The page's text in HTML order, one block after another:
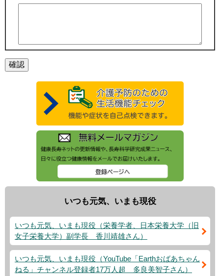
いつも元気、いまも現役
いつも元気、いまも現役（栄養学者、日本栄養大学（旧
女子栄養大学）副学長 香川靖雄さん）
いつも元気、いまも現役（YouTube「Earthおばあちゃん
ねる」チャンネル登録者17万人超 多良美智子さん）